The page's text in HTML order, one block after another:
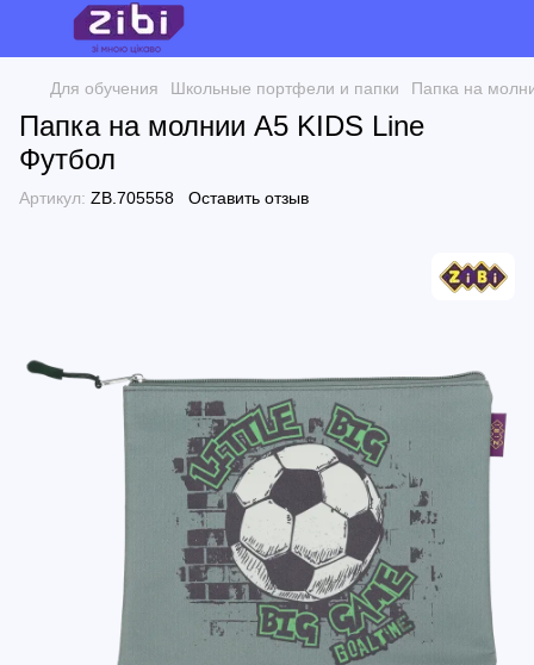
Для обучения Школьные портфели и папки Папка на
Папка на молнии А5 KIDS Line
Футбол
Артикул: ZB.705558 Оставить отзыв